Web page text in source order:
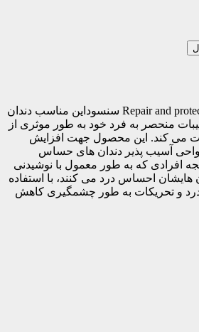
خمیردندان ترمیم کننده Repair and protect سنسوداین مناسب دندان
منحصر به فرد خود به طور موثری از
می کند. این محصول جهت افزایش
آسیب پذیر دندان های حساس
افرادی که به طور معمول با نوشیدنی
احساس درد می کنند، با استفاده
درد و تحریکات به طور چشمگیری کاهش